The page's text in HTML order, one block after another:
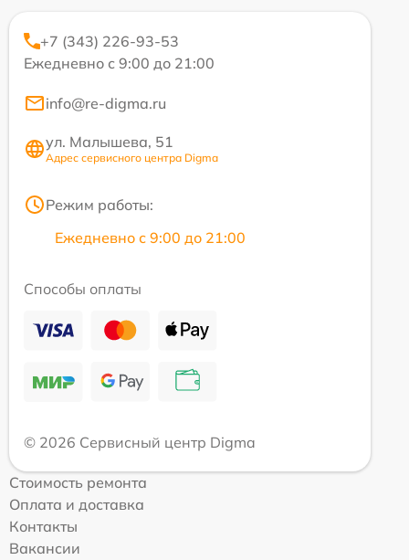
+7 (343) 226-93-53
Ежедневно с 9:00 до 21:00
info@re-digma.ru
ул. Малышева, 51
Адрес сервисного центра Digma
Режим работы:
Ежедневно с 9:00 до 21:00
Способы оплаты
© 2026 Сервисный центр Digma
Стоимость ремонта
Оплата и доставка
Контакты
Вакансии